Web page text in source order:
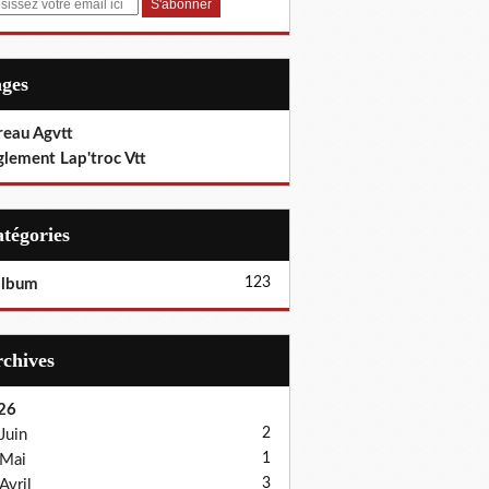
Agvtt
Lap'troc Vtt
123
Juin
2
Mai 1
Avril 3